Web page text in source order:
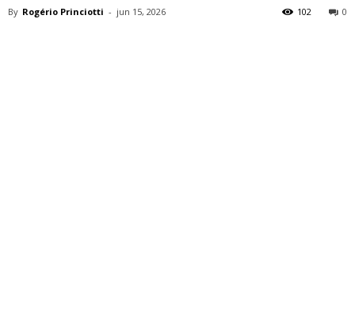
By Rogério Princiotti - jun 15, 2026 0
102